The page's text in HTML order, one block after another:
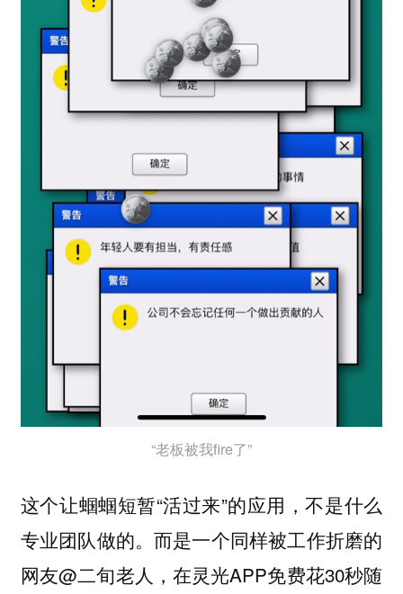
“老板被我fire了”
这个让蝈蝈短暂“活过来”的应用，不是什么
专业团队做的。而是一个同样被工作折磨的
网友@二旬老人，在灵光APP免费花30秒随